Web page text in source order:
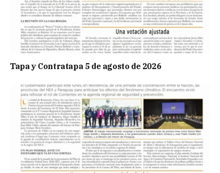
Tapa y Contratapa 5 de agosto de 2026